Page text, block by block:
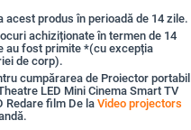
produs în perioadă de 14 zile.
achiziționate în termen de 14
au fost primite *(cu excepția
de corp).
cumpărarea de Proiector portabil
LED Mini Cinema Smart TV
Redare film De la Video projectors